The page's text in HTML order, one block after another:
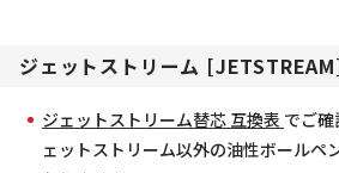
ジェットストリーム
ジェットストリーム替芯 互換表 でご
ェットストリーム以外の油性ボールペ